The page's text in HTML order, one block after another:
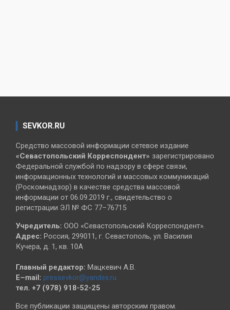
SEVKOR.RU
Средство массовой информации сетевое издание
«Севастопольский Корреспондент» зарегистрировано
Федеральной службой по надзору в сфере связи,
информационных технологий и массовых коммуникаций
(Роскомнадзор) в качестве средства массовой
информации от 06.09.2019 г., свидетельство о
регистрации ЭЛ № ФС 77–76715
Учредитель: ООО «Севастопольский Корреспондент».
Адрес: Россия, 299011, г. Севастополь, ул. Василия
Кучера, д. 1, кв. 10А
Главный редактор: Мацкевич А.В.
E–mail: pressevkor@yandex.ru
тел. +7 (978) 918-52-25
Все публикации защищены авторским правом.